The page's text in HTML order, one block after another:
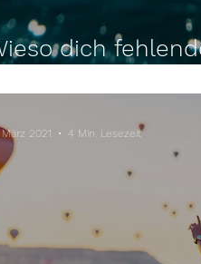
dich
März 2021 4 Min. Lesezeit